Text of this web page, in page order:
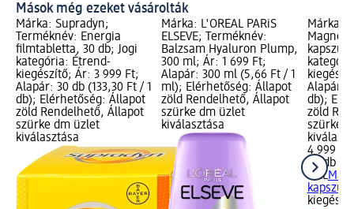
Mások még ezeket vásárolták
Márka: Supradyn;
Terméknév: Energia
filmtabletta, 30 db; Jogi
kategória: Étrend-
kiegészítő; Ár: 3 999 Ft;
Alapár: 30 db (133,30 Ft / 1
db); Elérhetőség: Állapot
zöld Rendelhető, Állapot
szürke dm üzlet
kiválasztása
Márka: L'ORÉAL PARiS
ELSEVE; Terméknév:
Balzsam Hyaluron Plump,
300 ml; Ár: 1 699 Ft;
Alapár: 300 ml (5,66 Ft / 1
ml); Elérhetőség: Állapot
zöld Rendelhető, Állapot
szürke dm üzlet
kiválasztása
Márka:
Alapár:
db);
zöld
szürke
4 999 Ft
90 db
GAL